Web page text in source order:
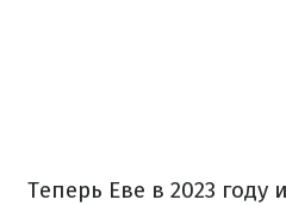
Теперь Еве в 2023 году